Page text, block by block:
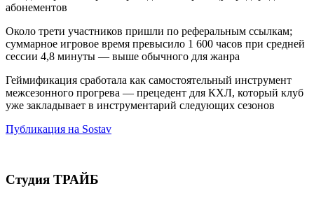
абонементов
Около трети участников пришли по реферальным ссылкам;
суммарное игровое время превысило 1 600 часов при средней
сессии 4,8 минуты — выше обычного для жанра
Геймификация сработала как самостоятельный инструмент
межсезонного прогрева — прецедент для КХЛ, который клуб
уже закладывает в инструментарий следующих сезонов
Публикация на Sostav
Студия ТРАЙБ